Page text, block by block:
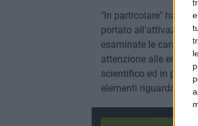
"In particolare" ha
portato all'attivazione
esaminate le
attenzione alle
scientifico ed in piena
elementi riguardanti i